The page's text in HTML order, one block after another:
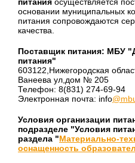
питания осуществляется
основании муниципальных
питания сопровождаются
качества.
Поставщик питания: МБУ
питания"
603122,Нижегородская
Ванеева ул,дом № 205
Телефон: 8(831) 274-69-94
Электронная почта: info
Условия организации
подразделе "Условия
раздела "Материально-
оснащенность